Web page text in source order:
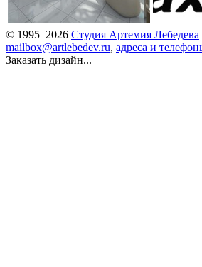
© 1995–2026 Студия Артемия Лебедева
mailbox@artlebedev.ru, адреса и
Заказать дизайн...